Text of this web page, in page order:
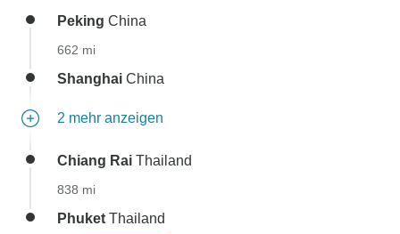
Peking China
662 mi
Shanghai China
2 mehr anzeigen
Chiang Rai Thailand
838 mi
Phuket Thailand